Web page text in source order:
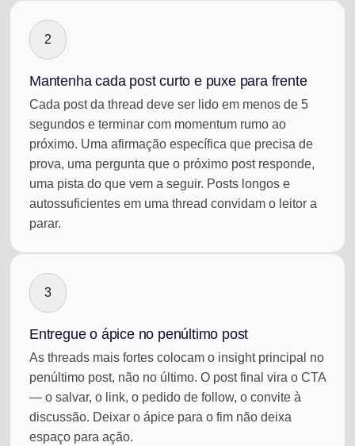
2
Mantenha cada post curto e puxe para frente
Cada post da thread deve ser lido em menos de 5
segundos e terminar com momentum rumo ao
próximo. Uma afirmação específica que precisa de
prova, uma pergunta que o próximo post responde,
uma pista do que vem a seguir. Posts longos e
autossuficientes em uma thread convidam o leitor a
parar.
3
Entregue o ápice no penúltimo post
As threads mais fortes colocam o insight principal no
penúltimo post, não no último. O post final vira o CTA
— o salvar, o link, o pedido de follow, o convite à
discussão. Deixar o ápice para o fim não deixa
espaço para ação.